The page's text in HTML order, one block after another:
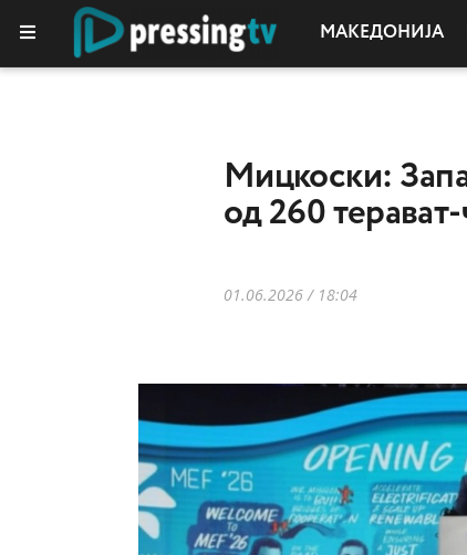
МАКЕДОНИЈА
Mицкоски:
од 260
01.06.2026 / 18:04